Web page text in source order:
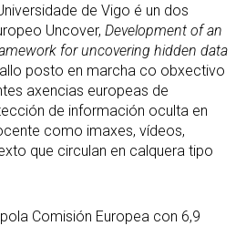
de Vigo é un dos
Uncover, Development of an
for uncovering hidden data
posto en marcha co obxectivo
axencias europeas de
de información oculta en
como imaxes, vídeos,
que circulan en calquera tipo
Comisión Europea con 6,9